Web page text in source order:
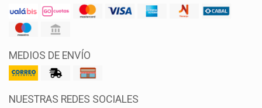
MEDIOS DE ENVÍO
NUESTRAS REDES SOCIALES